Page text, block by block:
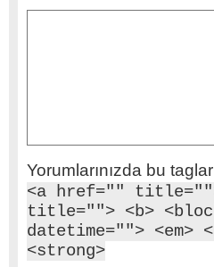
Yorumlarınızda bu
<a href=""
title=""> <b>
datetime="">
<strong>